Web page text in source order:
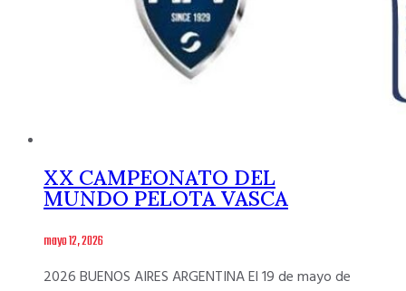
XX CAMPEONATO DEL
MUNDO PELOTA VASCA
mayo 12, 2026
2026 BUENOS AIRES ARGENTINA El 19 de mayo de